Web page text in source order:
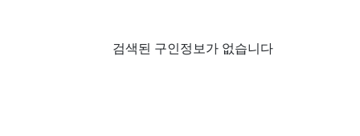
검색된 구인정보가 없습니다